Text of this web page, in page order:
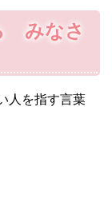
みなさ
人を指す言葉